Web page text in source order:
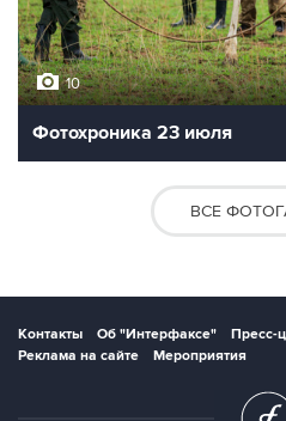
10
Фотохроника 23 июля
ВСЕ
Контакты Об "Интерфаксе" Пресс-
Реклама на сайте
Мероприятия